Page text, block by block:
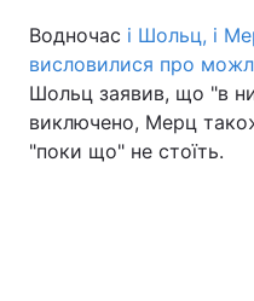
Водночас і Шольц, і
висловилися про
Шольц заявив, що "в
виключено, Мерц
"поки що" не стоїть.